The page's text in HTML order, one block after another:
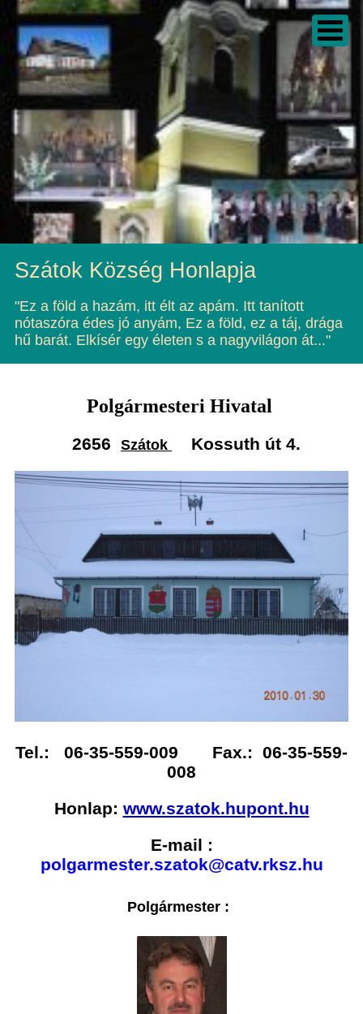
Szátok Község Honlapja
"Ez a föld a hazám, itt élt az apám. Itt tanított
nótaszóra édes jó anyám, Ez a föld, ez a táj, drága
hű barát. Elkísér egy életen s a nagyvilágon át..."
Polgármesteri Hivatal
2656 Szátok Kossuth út 4.
Tel.: 06-35-559-009 Fax.: 06-35-559-
008
Honlap: www.szatok.hupont.hu
E-mail :
polgarmester.szatok@catv.rksz.hu
Polgármester :